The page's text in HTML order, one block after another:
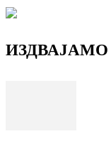
ИЗДВАЈАМО